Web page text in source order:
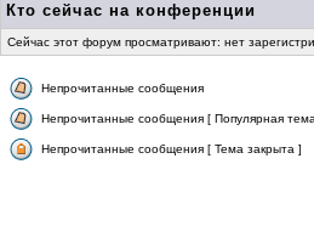
Кто сейчас на конференции
Сейчас этот форум просматривают: нет
Непрочитанные сообщения
Непрочитанные сообщения [ Популярная
Непрочитанные сообщения [ Тема закрыта ]